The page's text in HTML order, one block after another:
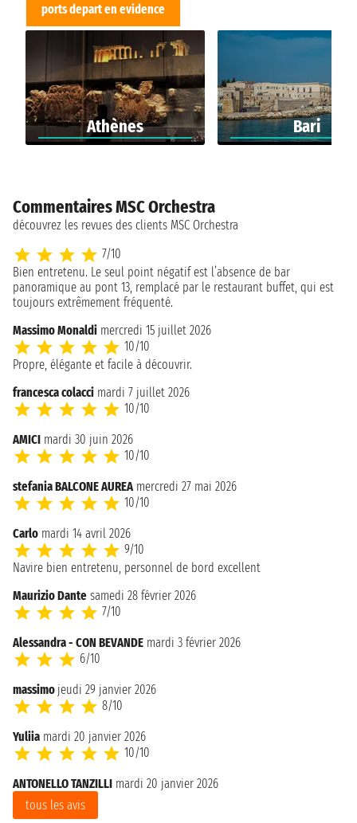
ports depart en evidence
Athènes Bari
Commentaires MSC Orchestra
découvrez les revues des clients MSC Orchestra
7/10
Bien entretenu. Le seul point négatif est l’absence de bar
panoramique au pont 13, remplacé par le restaurant buffet, qui est
toujours extrêmement fréquenté.
Massimo Monaldi mercredi 15 juillet 2026
10/10
Propre, élégante et facile à découvrir.
francesca colacci mardi 7 juillet 2026
10/10
AMICI mardi 30 juin 2026
10/10
stefania BALCONE AUREA mercredi 27 mai 2026
10/10
Carlo mardi 14 avril 2026
9/10
Navire bien entretenu, personnel de bord excellent
Maurizio Dante samedi 28 février 2026
7/10
Alessandra - CON BEVANDE mardi 3 février 2026
6/10
massimo jeudi 29 janvier 2026
8/10
Yuliia mardi 20 janvier 2026
10/10
ANTONELLO TANZILLI mardi 20 janvier 2026
tous les avis